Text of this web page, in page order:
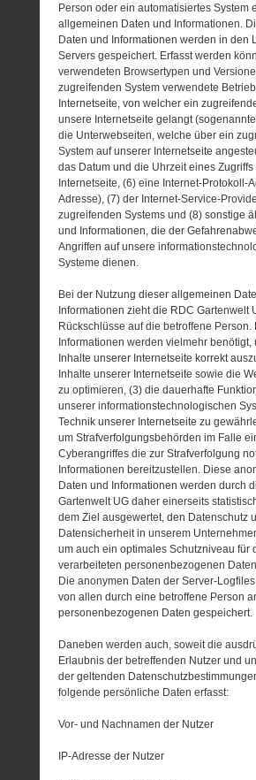
Person oder ein automatisiertes System
allgemeinen Daten und Informationen.
Daten und Informationen werden in den
Servers gespeichert. Erfasst werden
verwendeten Browsertypen und
zugreifenden System verwendete
Internetseite, von welcher ein
unsere Internetseite gelangt
die Unterwebseiten, welche über ein
System auf unserer Internetseite
das Datum und die Uhrzeit eines Zugriffs
Internetseite, (6) eine Internet-Protokoll-
Adresse), (7) der Internet-Service-
zugreifenden Systems und (8) sonstige
und Informationen, die der
Angriffen auf unsere
Systeme dienen.
Bei der Nutzung dieser allgemeinen
Informationen zieht die RDC Gartenwelt
Rückschlüsse auf die betroffene Person.
Informationen werden vielmehr benötigt,
Inhalte unserer Internetseite korrekt
Inhalte unserer Internetseite sowie die
zu optimieren, (3) die dauerhafte
unserer informationstechnologischen
Technik unserer Internetseite zu
um Strafverfolgungsbehörden im Falle
Cyberangriffes die zur Strafverfolgung
Informationen bereitzustellen. Diese
Daten und Informationen werden durch
Gartenwelt UG daher einerseits
dem Ziel ausgewertet, den Datenschutz
Datensicherheit in unserem
um auch ein optimales Schutzniveau für
verarbeiteten personenbezogenen
Die anonymen Daten der Server-
von allen durch eine betroffene Person
personenbezogenen Daten gespeichert.
Daneben werden auch, soweit die
Erlaubnis der betreffenden Nutzer und
der geltenden
folgende persönliche Daten erfasst:
Vor- und Nachnamen der Nutzer
IP-Adresse der Nutzer